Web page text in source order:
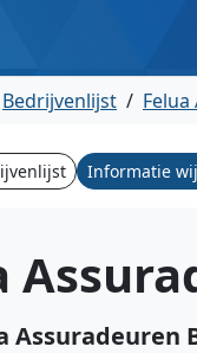
Bedrijvenlijst /
Informatie
Assuradeuren